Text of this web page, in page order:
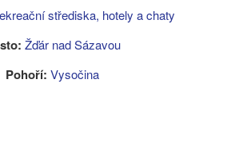
střediska, hotely a chaty
Žďár nad Sázavou
Pohoří: Vysočina